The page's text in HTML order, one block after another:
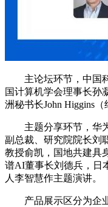
主论坛环节，中国科
国计算机学会理事长孙
洲秘书长John Higgins
主题分享环节，华为
副总裁、研究院院长刘
教授俞凯，国地共建具
谱AI董事长刘德兵，日
人李智慧作主题演讲。
产品展示区分为企业